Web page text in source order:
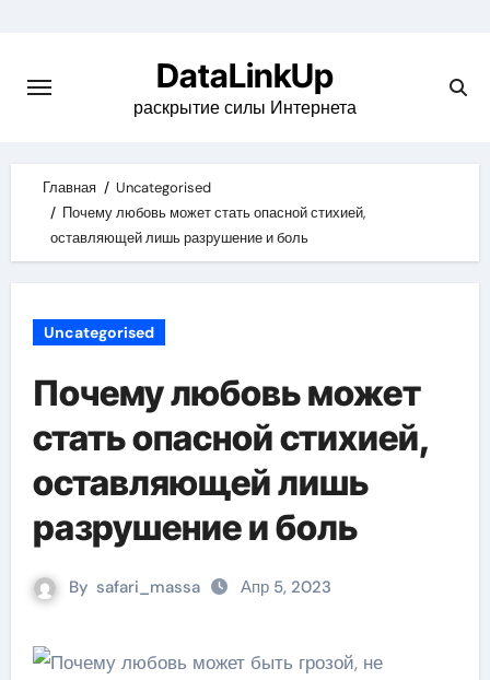
content
DataLinkUp
раскрытие силы Интернета
Главная
Uncategorised
Почему любовь может стать опасной стихией,
оставляющей лишь разрушение и боль
Uncategorised
Почему любовь может
стать опасной стихией,
оставляющей лишь
разрушение и боль
By safari_massa Апр 5, 2023